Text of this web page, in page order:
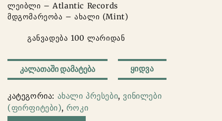
ლეიბლი – Atlantic Records
მდგომარეობა – ახალი (Mint)
განვადება 100 ლარიდან
რაოდენობა:
led
zeppelin
-
led
ᲙᲐᲚᲐᲗᲐᲨᲘ ᲓᲐᲛᲐᲢᲔᲑᲐ ᲧᲘᲓᲕᲐ
კატეგორია: ახალი პრესები, ვინილები
(ფირფიტები), როკი